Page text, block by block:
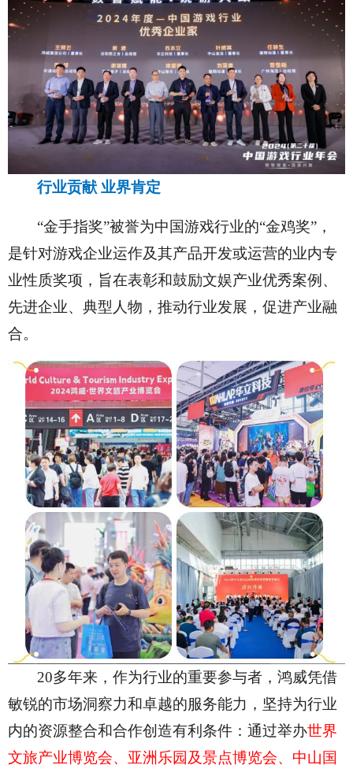
行业贡献 业界肯定
“金手指奖”被誉为中国游戏行业的“金鸡奖”，
是针对游戏企业运作及其产品开发或运营的业内专
业性质奖项，旨在表彰和鼓励文娱产业优秀案例、
先进企业、典型人物，推动行业发展，促进产业融
合。
20多年来，作为行业的重要参与者，鸿威凭借
敏锐的市场洞察力和卓越的服务能力，坚持为行业
内的资源整合和合作创造有利条件：通过举办世界
文旅产业博览会、亚洲乐园及景点博览会、中山国